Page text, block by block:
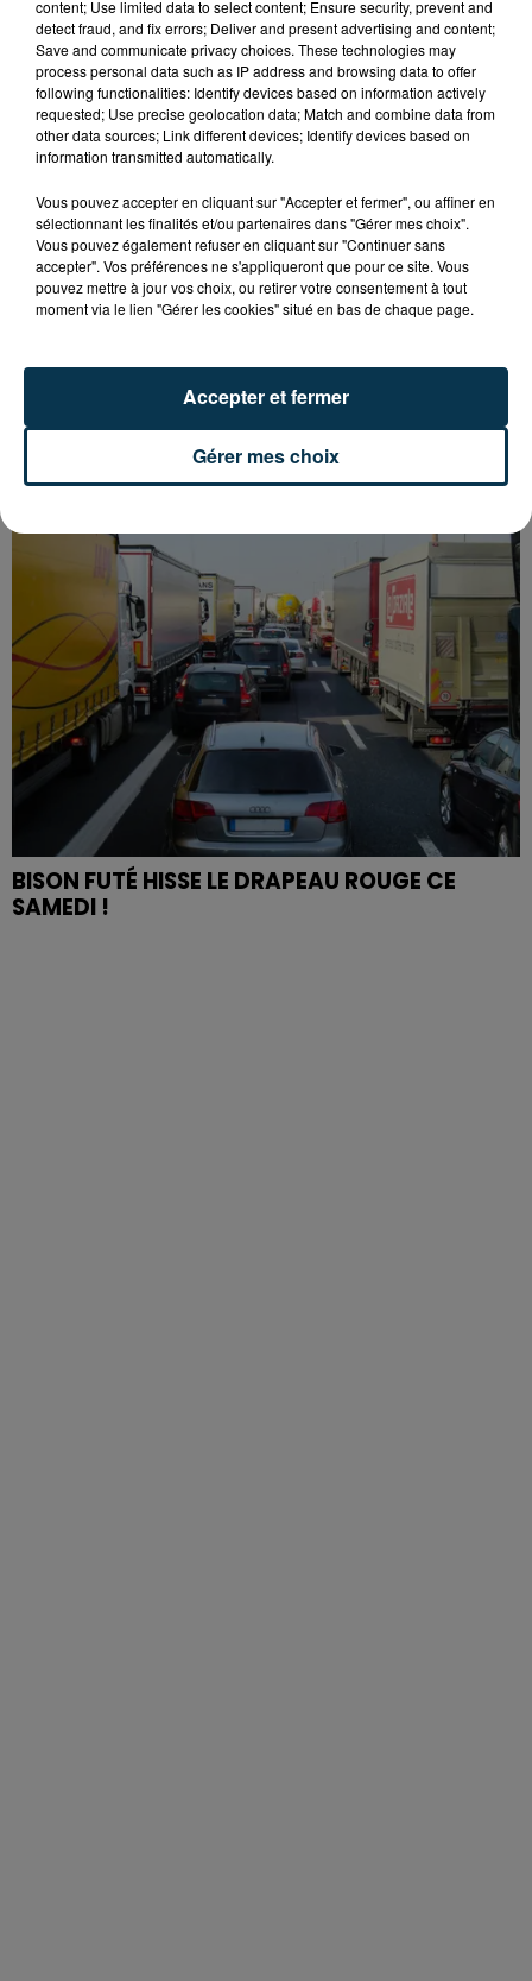
L’ASSE RÉDUIT FACE À SOCHAUX, UNE
PREMIÈRE VICTOIRE POUR NOS VERTS ?
BISON FUTÉ HISSE LE DRAPEAU ROUGE CE
SAMEDI !
content; Use limited data to select content; Ensure security, prevent and
detect fraud, and fix errors; Deliver and present advertising and content;
Save and communicate privacy choices. These technologies may
process personal data such as IP address and browsing data to offer
following functionalities: Identify devices based on information actively
requested; Use precise geolocation data; Match and combine data from
other data sources; Link different devices; Identify devices based on
information transmitted automatically.
Vous pouvez accepter en cliquant sur "Accepter et fermer", ou affiner en
sélectionnant les finalités et/ou partenaires dans "Gérer mes choix".
Vous pouvez également refuser en cliquant sur "Continuer sans
accepter". Vos préférences ne s'appliqueront que pour ce site. Vous
pouvez mettre à jour vos choix, ou retirer votre consentement à tout
moment via le lien "Gérer les cookies" situé en bas de chaque page.
Gérer mes choix
Accepter et fermer